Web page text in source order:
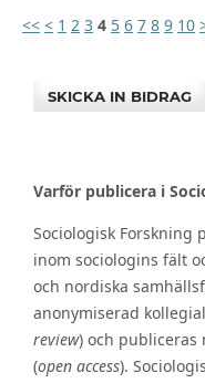
<< < 1 2 3 4 5 6 7 8 9 10
SKICKA IN BIDRAG
Varför publicera i
Sociologisk Forskning
inom sociologins fält
och nordiska
anonymiserad
review) och
(open access).